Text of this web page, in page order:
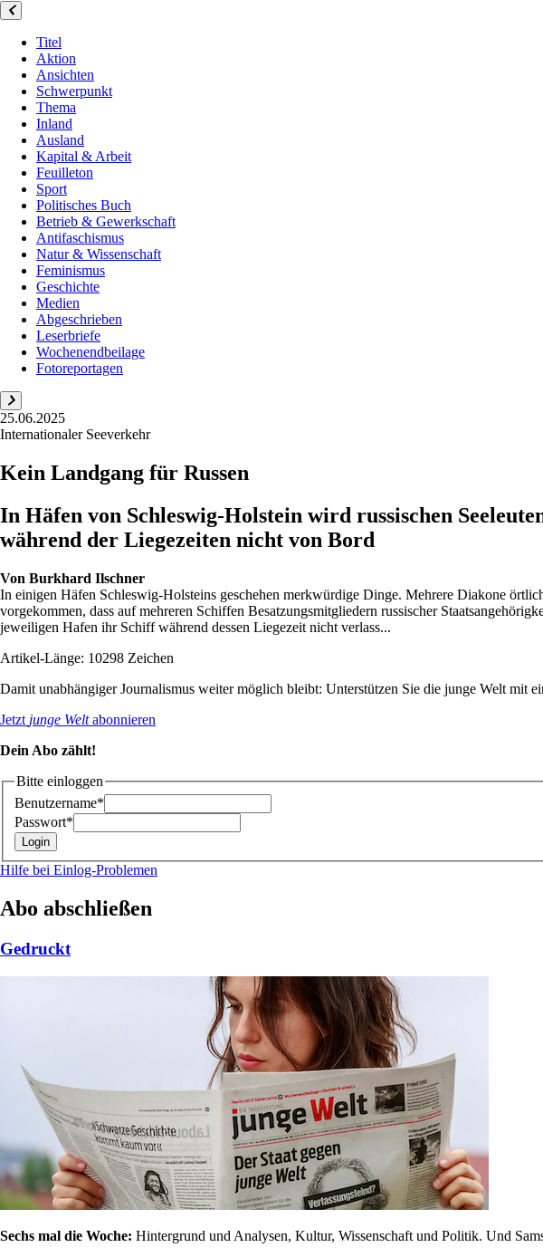
Titel
Aktion
Ansichten
Schwerpunkt
Thema
Inland
Ausland
Kapital & Arbeit
Feuilleton
Sport
Politisches Buch
Betrieb & Gewerkschaft
Antifaschismus
Natur & Wissenschaft
Feminismus
Geschichte
Medien
Abgeschrieben
Leserbriefe
Wochenendbeilage
Fotoreportagen
25.06.2025
Internationaler Seeverkehr
Kein Landgang für Russen
In Häfen von Schleswig-Holstein wird russischen
während der Liegezeiten nicht von Bord
Von Burkhard Ilschner
In einigen Häfen Schleswig-Holsteins geschehen merkwürdige Dinge. Mehrere Diakone
vorgekommen, dass auf mehreren Schiffen Besatzungsmitgliedern russischer
jeweiligen Hafen ihr Schiff während dessen Liegezeit nicht verlass...
Artikel-Länge: 10298 Zeichen
Damit unabhängiger Journalismus weiter möglich bleibt: Unterstützen Sie die junge Welt mit
Jetzt junge Weltabonnieren
Dein Abo zählt!
Bitte einloggen
Benutzername*
Passwort*
Hilfe bei Einlog-Problemen
Abo abschließen
Gedruckt
Sechs mal die Woche: Hintergrund und Analysen, Kultur, Wissenschaft und Politik. Und